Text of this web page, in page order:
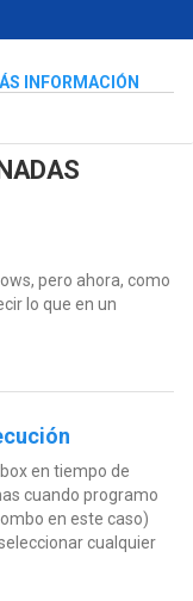
INFORMACIÓN
pero ahora, como
lo que en un
en tiempo de
cuando programo
en este caso)
cualquier